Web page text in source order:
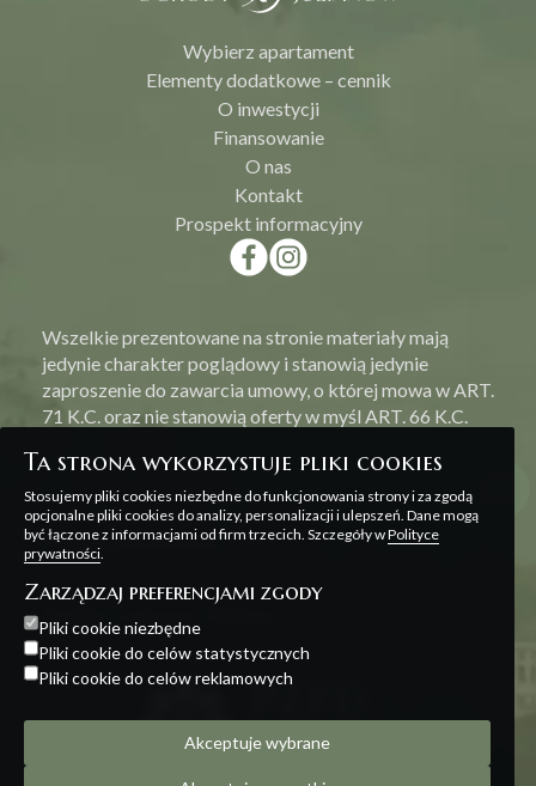
Wybierz apartament
Elementy dodatkowe – cennik
O inwestycji
Finansowanie
O nas
Kontakt
Prospekt informacyjny
Wszelkie prezentowane na stronie materiały mają
jedynie charakter poglądowy i stanowią jedynie
zaproszenie do zawarcia umowy, o której mowa w ART.
71 K.C. oraz nie stanowią oferty w myśl ART. 66 K.C.
Polityka prywatności
Ta strona wykorzystuje pliki cookies
Stosujemy pliki cookies niezbędne do funkcjonowania strony i za zgodą
opcjonalne pliki cookies do analizy, personalizacji i ulepszeń. Dane mogą
być łączone z informacjami od firm trzecich. Szczegóły wPolityce
prywatności.
Zarządzaj preferencjami zgody
Pliki cookie niezbędne
Pliki cookie do celów statystycznych
Pliki cookie do celów reklamowych
Akceptuje wybrane